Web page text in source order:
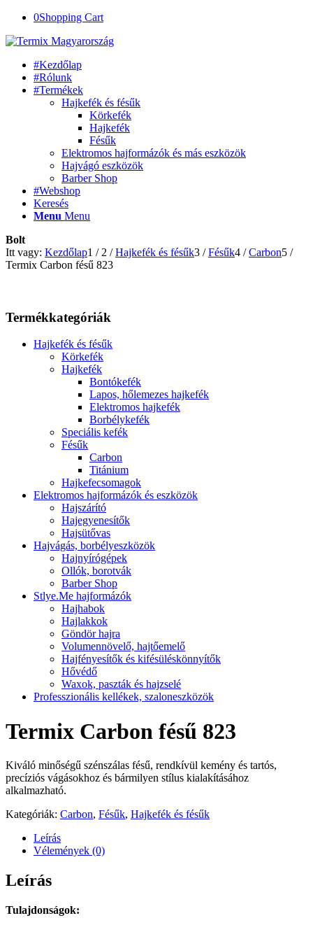
0Shopping Cart
#Kezdőlap
#Rólunk
#Termékek
Hajkefék és fésűk
Körkefék
Hajkefék
Fésűk
Elektromos hajformázók és más eszközök
Hajvágó eszközök
Barber Shop
#Webshop
Keresés
Menu Menu
Bolt
Itt vagy: Kezdőlap1 / 2 / Hajkefék és fésűk3 / Fésűk4 / Carbon5 /
Termix Carbon fésű 823
Termékkategóriák
Hajkefék és fésűk
Körkefék
Hajkefék
Bontókefék
Lapos, hőlemezes hajkefék
Elektromos hajkefék
Borbélykefék
Speciális kefék
Fésűk
Carbon
Titánium
Hajkefecsomagok
Elektromos hajformázók és eszközök
Hajszárító
Hajegyenesítők
Hajsütővas
Hajvágás, borbélyeszközök
Hajnyírógépek
Ollók, borotvák
Barber Shop
Stlye.Me hajformázók
Hajhabok
Hajlakkok
Göndör hajra
Volumennövelő, hajtőemelő
Hajfényesítők és kifésüléskönnyítők
Hővédő
Waxok, paszták és hajzselé
Professzionális kellékek, szaloneszközök
Termix Carbon fésű 823
Kiváló minőségű szénszálas fésű, rendkívül kemény és tartós,
precíziós vágásokhoz és bármilyen stílus kialakításához
alkalmazható.
Kategóriák: Carbon, Fésűk, Hajkefék és fésűk
Leírás
Vélemények (0)
Leírás
Tulajdonságok: